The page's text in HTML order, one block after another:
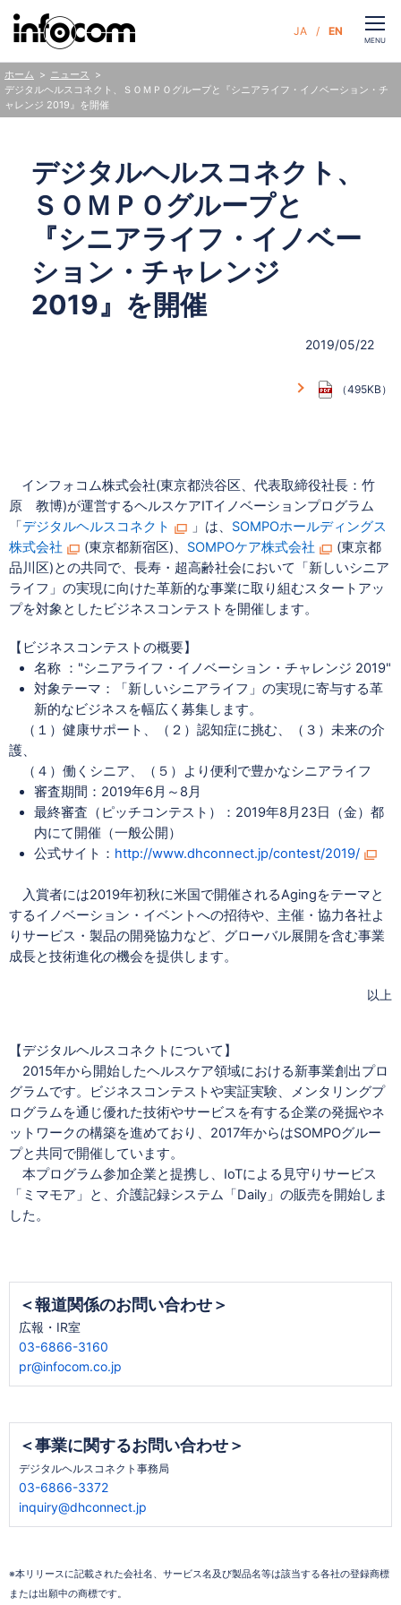
CLOSE
MENU
ニュース
デジタルヘルスコネクト、ＳＯＭＰＯグループと
『シニアライフ・イノベーション・チ
ャレンジ 2019』を開催
デジタルヘルスコネクト、
ＳＯＭＰＯグループと
『シニアライフ・イノベー
ション・チャレンジ
2019』を開催
2019/05/22
（495KB）
インフォコム株式会社(東京都渋谷区、代表取締役社長：竹
原 教博)が運営するヘルスケアITイノベーションプログラム
「 デジタルヘルスコネクト 」は、 SOMPOホールディングス
株式会社
(東京都新宿区)、 SOMPOケア株式会社
(東京都
品川区)との共同で、長寿・超高齢社会において「新しいシニア
ライフ」の実現に向けた革新的な事業に取り組むスタートアッ
プを対象としたビジネスコンテストを開催します。
【ビジネスコンテストの概要】
名称 ："シニアライフ・イノベーション・チャレンジ 2019"
対象テーマ：「新しいシニアライフ」の実現に寄与する革
新的なビジネスを幅広く募集します。
（１）健康サポート、（２）認知症に挑む、（３）未来の介
護、
（４）働くシニア、（５）より便利で豊かなシニアライフ
審査期間：2019年6月～8月
最終審査（ピッチコンテスト）：2019年8月23日（金）都
内にて開催（一般公開）
公式サイト： http://www.dhconnect.jp/contest/2019/
入賞者には2019年初秋に米国で開催されるAgingをテーマと
するイノベーション・イベントへの招待や、主催・協力各社よ
りサービス・製品の開発協力など、グローバル展開を含む事業
成長と技術進化の機会を提供します。
以上
【デジタルヘルスコネクトについて】
2015年から開始したヘルスケア領域における新事業創出プロ
グラムです。ビジネスコンテストや実証実験、メンタリングプ
ログラムを通じ優れた技術やサービスを有する企業の発掘やネ
ットワークの構築を進めており、2017年からはSOMPOグルー
プと共同で開催しています。
本プログラム参加企業と提携し、IoTによる見守りサービス
「ミマモア」と、介護記録システム「Daily」の販売を開始しま
した。
＜報道関係のお問い合わせ＞
広報・IR室
03-6866-3160
pr@infocom.co.jp
＜事業に関するお問い合わせ＞
デジタルヘルスコネクト事務局
03-6866-3372
inquiry@dhconnect.jp
※本リリースに記載された会社名、サービス名及び製品名等は該当する各社の登録商標
または出願中の商標です。
JA EN
ホーム
企業情報
サステナビリティ
ニュース